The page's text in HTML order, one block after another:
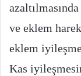
ve eklem
eklem
Kas